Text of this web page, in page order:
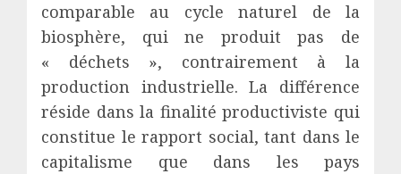
comparable au cycle naturel de la
biosphère, qui ne produit pas de
« déchets », contrairement à la
production industrielle. La différence
réside dans la finalité productiviste qui
constitue le rapport social, tant dans le
capitalisme que dans les pays